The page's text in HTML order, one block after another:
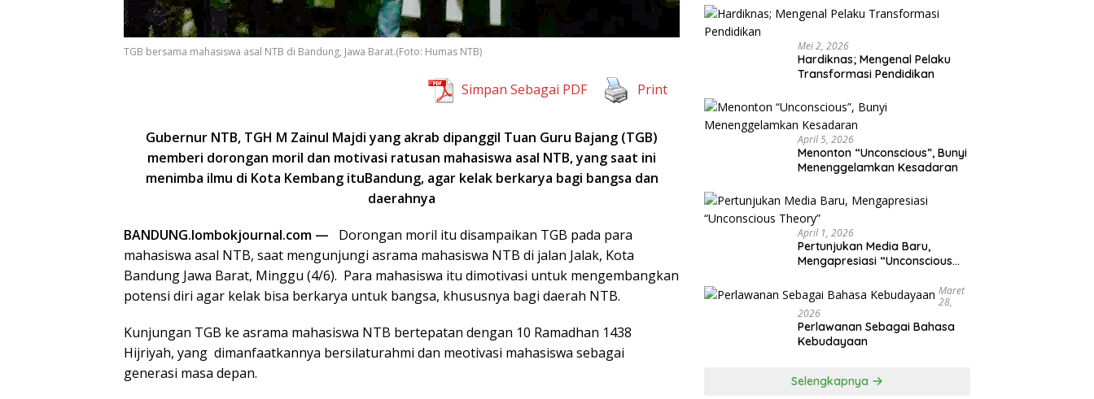
TGB bersama mahasiswa asal NTB di Bandung, Jawa Barat.(Foto: Humas NTB)
Simpan Sebagai PDF Print
Gubernur NTB, TGH M Zainul Majdi yang akrab dipanggil Tuan Guru Bajang (TGB)
memberi dorongan moril dan motivasi ratusan mahasiswa asal NTB, yang saat ini
menimba ilmu di Kota Kembang ituBandung, agar kelak berkarya bagi bangsa dan
daerahnya
BANDUNG.lombokjournal.com — Dorongan moril itu disampaikan TGB pada para
mahasiswa asal NTB, saat mengunjungi asrama mahasiswa NTB di jalan Jalak, Kota
Bandung Jawa Barat, Minggu (4/6). Para mahasiswa itu dimotivasi untuk mengembangkan
potensi diri agar kelak bisa berkarya untuk bangsa, khususnya bagi daerah NTB.
Kunjungan TGB ke asrama mahasiswa NTB bertepatan dengan 10 Ramadhan 1438
Hijriyah, yang dimanfaatkannya bersilaturahmi dan meotivasi mahasiswa sebagai
generasi masa depan.
Mei 2, 2026
Hardiknas; Mengenal Pelaku
Transformasi Pendidikan
April 5, 2026
Menonton “Unconscious”, Bunyi
Menenggelamkan Kesadaran
April 1, 2026
Pertunjukan Media Baru,
Mengapresiasi “Unconscious
Maret
28,
2026
Perlawanan Sebagai Bahasa
Kebudayaan
Selengkapnya